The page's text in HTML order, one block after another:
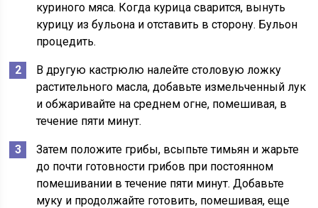
куриного мяса. Когда курица сварится, вынуть
курицу из бульона и отставить в сторону. Бульон
процедить.
В другую кастрюлю налейте столовую ложку
растительного масла, добавьте измельченный лук
и обжаривайте на среднем огне, помешивая, в
течение пяти минут.
Затем положите грибы, всыпьте тимьян и жарьте
до почти готовности грибов при постоянном
помешивании в течение пяти минут. Добавьте
муку и продолжайте готовить, помешивая, еще